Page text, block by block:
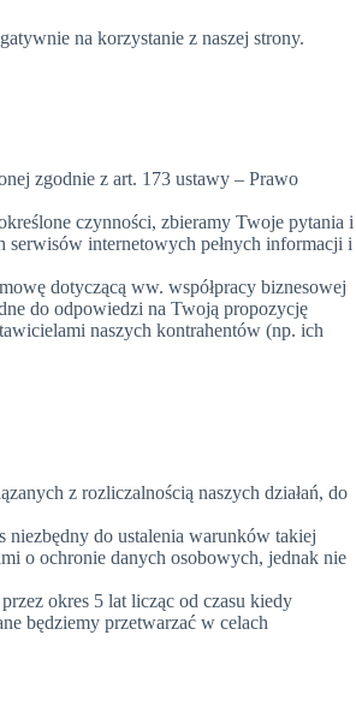
na korzystanie z naszej strony.
zgodnie z art. 173 ustawy – Prawo
czynności, zbieramy Twoje pytania i
internetowych pełnych informacji i
dotyczącą ww. współpracy biznesowej
do odpowiedzi na Twoją propozycję
naszych kontrahentów (np. ich
z rozliczalnością naszych działań, do
niezbędny do ustalenia warunków takiej
o ochronie danych osobowych, jednak nie
okres 5 lat licząc od czasu kiedy
będziemy przetwarzać w celach